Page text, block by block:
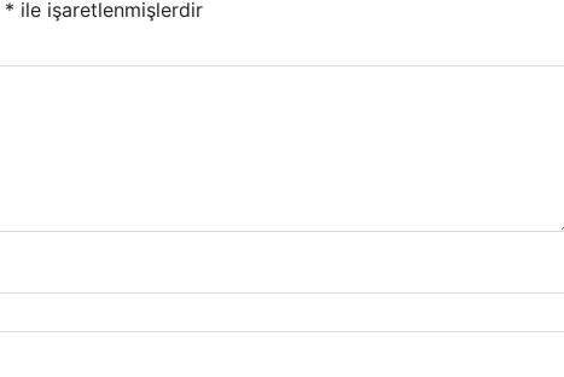
* ile işaretlenmişlerdir